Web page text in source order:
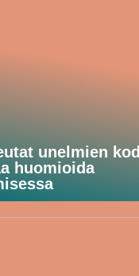
unelmien
huomioida